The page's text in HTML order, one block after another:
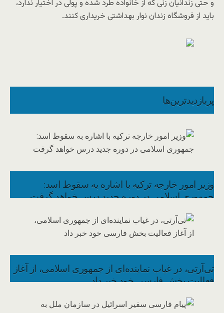
و حتی زندانیان زنی که از خانواده طرد شده و پولی در اختیار ندارد،
باید از فروشگاه زندان نوار بهداشتی خریداری کنند.
پربازدیدترین‌ها
وزیر امور خارجه ترکیه با اشاره به سقوط اسد:
جمهوری اسلامی در دوره جدید درس خواهد گرفت
تی‌آرتی، در غیاب نماینده‌ای از جمهوری اسلامی، از آغاز
فعالیت بخش فارسی خود خبر داد